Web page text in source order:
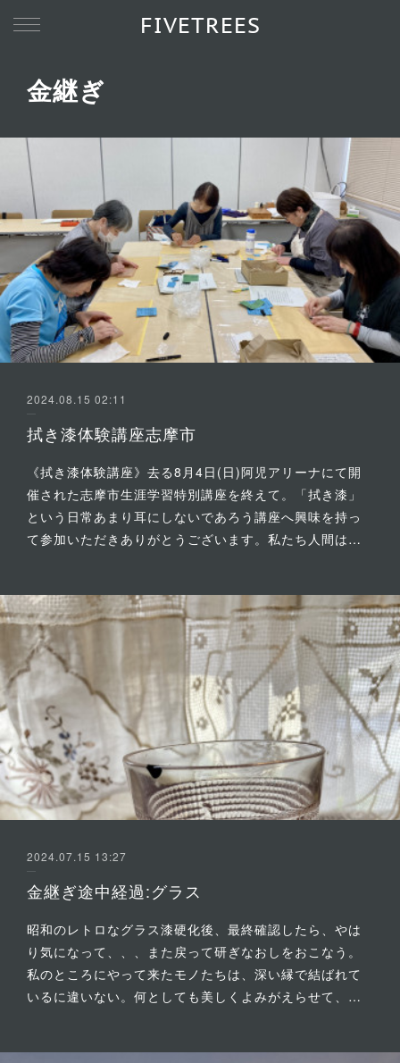
FIVETREES
金継ぎ
2024.08.15 02:11
拭き漆体験講座志摩市
《拭き漆体験講座》去る8月4日(日)阿児アリーナにて開
催された志摩市生涯学習特別講座を終えて。「拭き漆」
という日常あまり耳にしないであろう講座へ興味を持っ
て参加いただきありがとうございます。私たち人間は…
2024.07.15 13:27
金継ぎ途中経過:グラス
昭和のレトロなグラス漆硬化後、最終確認したら、やは
り気になって、、、また戻って研ぎなおしをおこなう。
私のところにやって来たモノたちは、深い縁で結ばれて
いるに違いない。何としても美しくよみがえらせて、…